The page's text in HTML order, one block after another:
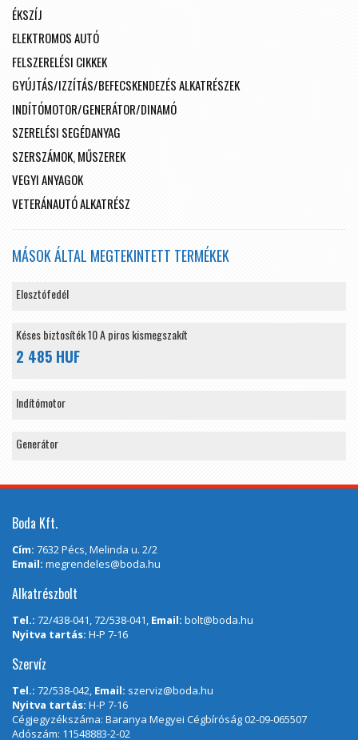
ÉKSZÍJ
ELEKTROMOS AUTÓ
FELSZERELÉSI CIKKEK
GYÚJTÁS/IZZÍTÁS/BEFECSKENDEZÉS ALKATRÉSZEK
INDÍTÓMOTOR/GENERÁTOR/DINAMÓ
SZERELÉSI SEGÉDANYAG
SZERSZÁMOK, MŰSZEREK
VEGYI ANYAGOK
VETERÁNAUTÓ ALKATRÉSZ
MÁSOK ÁLTAL MEGTEKINTETT TERMÉKEK
Elosztófedél
Késes biztosíték 10 A piros kismegszakít
2 485 HUF
Indítómotor
Generátor
Boda Kft.
Cím: 7632 Pécs, Melinda u. 2/2
Email: megrendeles@boda.hu
Alkatrészbolt
Tel.: 72/438-041, 72/538-041, Email: bolt@boda.hu
Nyitva tartás: H-P 7-16
Szervíz
Tel.: 72/538-042, Email: szerviz@boda.hu
Nyitva tartás: H-P 7-16
Cégjegyzékszáma: Baranya Megyei Cégbíróság 02-09-065507
Adószám: 11548883-2-02